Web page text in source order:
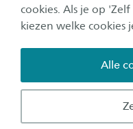
cookies. Als je op
kiezen welke cookies
Alle